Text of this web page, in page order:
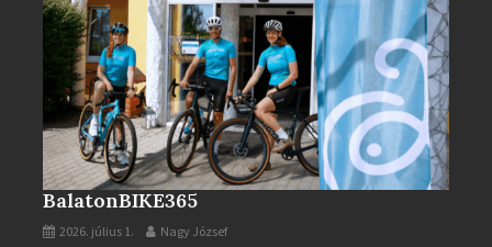
BalatonBIKE365
2026. július 1. Nagy József